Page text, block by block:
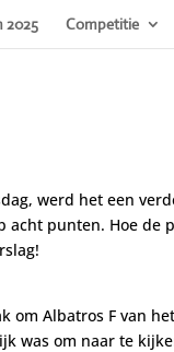
2025 Competitie
werd het een
punten. Hoe de
om Albatros F van
was om naar te